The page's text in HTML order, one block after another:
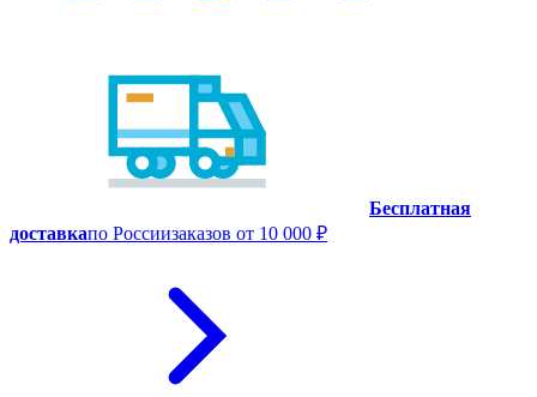
Бесплатная
доставкапо Россиизаказов от 10 000 ₽